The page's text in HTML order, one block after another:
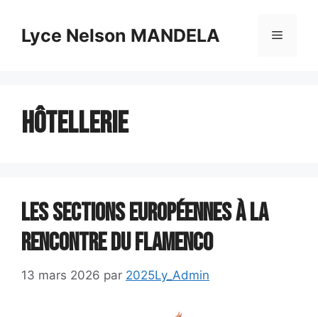
contenuLyce Nelson MANDELA Menu
Hôtellerie
Les sections européennes à la
rencontre du flamenco
13 mars 2026 par 2025Ly_Admin